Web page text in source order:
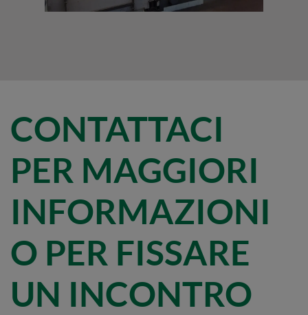
CONTATTACI
PER MAGGIORI
INFORMAZIONI
O PER FISSARE
UN INCONTRO